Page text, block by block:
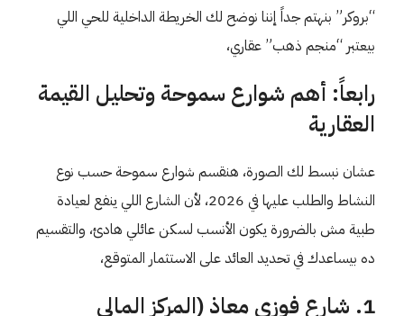
“بروكر” بنهتم جداً إننا نوضح لك الخريطة الداخلية للحي اللي
بيعتبر “منجم ذهب” عقاري،
رابعاً: أهم شوارع سموحة وتحليل القيمة
العقارية
عشان نبسط لك الصورة، هنقسم شوارع سموحة حسب نوع
النشاط والطلب عليها في 2026، لأن الشارع اللي ينفع لعيادة
طبية مش بالضرورة يكون الأنسب لسكن عائلي هادئ، والتقسيم
ده بيساعدك في تحديد العائد على الاستثمار المتوقع،
1. شارع فوزي معاذ (المركز المالي